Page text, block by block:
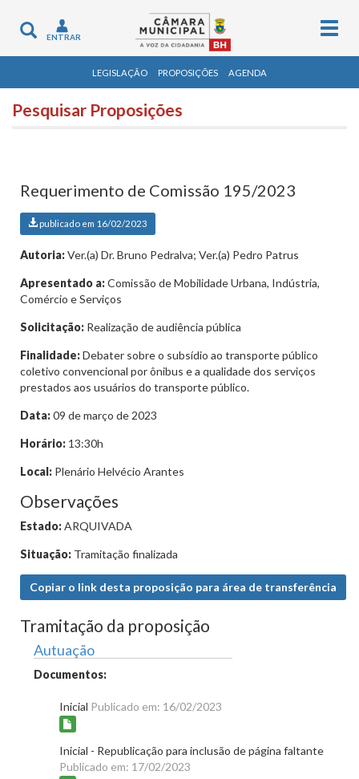
Toggle
navigation
ENTRAR
LEGISLAÇÃO PROPOSIÇÕES AGENDA
Pesquisar Proposições
Requerimento de Comissão 195/2023
publicado em 16/02/2023
Autoria:Ver.(a) Dr. Bruno Pedralva; Ver.(a) Pedro Patrus
Apresentado a:Comissão de Mobilidade Urbana, Indústria,
Comércio e Serviços
Solicitação: Realização de audiência pública
Finalidade:Debater sobre o subsídio ao transporte público
coletivo convencional por ônibus e a qualidade dos serviços
prestados aos usuários do transporte público.
Data:09 de março de 2023
Horário: 13:30h
Local: Plenário Helvécio Arantes
Observações
Estado:ARQUIVADA
Situação: Tramitação finalizada
Copiar o link desta proposição para área de transferência
Tramitação da proposição
Autuação
Documentos:
Inicial Publicado em: 16/02/2023
Inicial - Republicação para inclusão de página faltante
Publicado em: 17/02/2023